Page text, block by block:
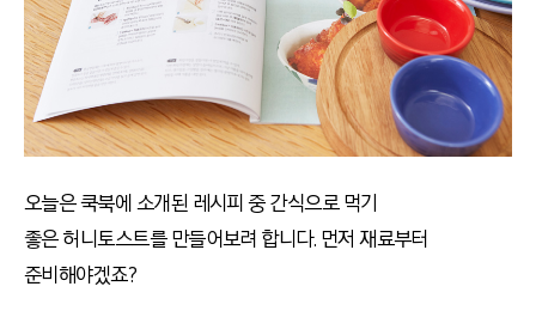
오늘은 쿡북에 소개된 레시피 중 간식으로 먹기
좋은 허니토스트를 만들어보려 합니다. 먼저 재료부터
준비해야겠죠?